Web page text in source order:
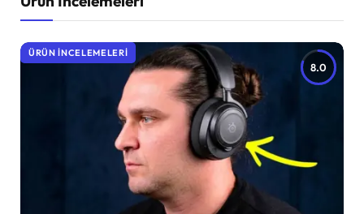
8.0
ÜRÜN İNCELEMELERI